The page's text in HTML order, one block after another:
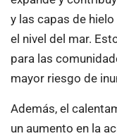
y las capas de
el nivel del mar.
para las
mayor riesgo de
Además, el
un aumento en la